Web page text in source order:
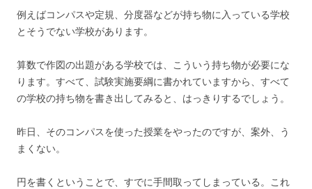
例えばコンパスや定規、分度器などが持ち物に入っている学校
とそうでない学校があります。
算数で作図の出題がある学校では、こういう持ち物が必要にな
ります。すべて、試験実施要綱に書かれていますから、すべて
の学校の持ち物を書き出してみると、はっきりするでしょう。
昨日、そのコンパスを使った授業をやったのですが、案外、う
まくない。
円を書くということで、すでに手間取ってしまっている。これ